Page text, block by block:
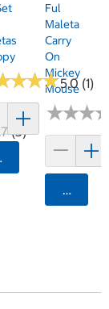
(3)
★★★
★★★5.0 (1)
Ful
Maleta
Carry
On
Mickey
Mouse
★★★
★★★